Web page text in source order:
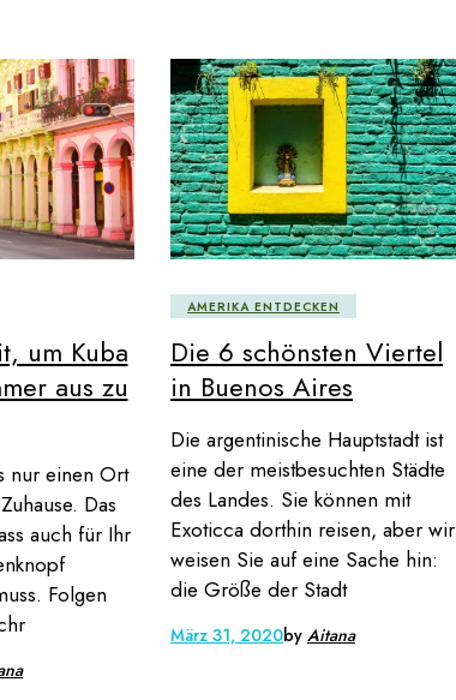
um Kuba
aus zu
nur einen Ort
Das
auch für Ihr
Folgen
AMERIKA ENTDECKEN
Die 6 schönsten Viertel
in Buenos Aires
Die argentinische Hauptstadt ist
eine der meistbesuchten Städte
des Landes. Sie können mit
Exoticca dorthin reisen, aber wir
weisen Sie auf eine Sache hin:
die Größe der Stadt
März 31, 2020by Aitana